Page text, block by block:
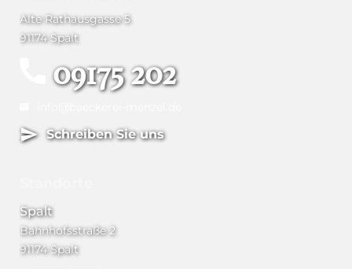
Alte Rathausgasse 5
91174 Spalt
09175 202
Schreiben Sie uns
Spalt
Bahnhofsstraße 2
91174 Spalt